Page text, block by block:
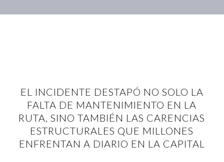
EL INCIDENTE DESTAPÓ NO SOLO LA
FALTA DE MANTENIMIENTO EN LA
RUTA, SINO TAMBIÉN LAS CARENCIAS
ESTRUCTURALES QUE MILLONES
ENFRENTAN A DIARIO EN LA CAPITAL